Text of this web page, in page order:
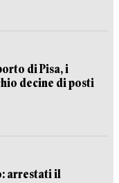
di Pisa, i
decine di posti
arrestati il